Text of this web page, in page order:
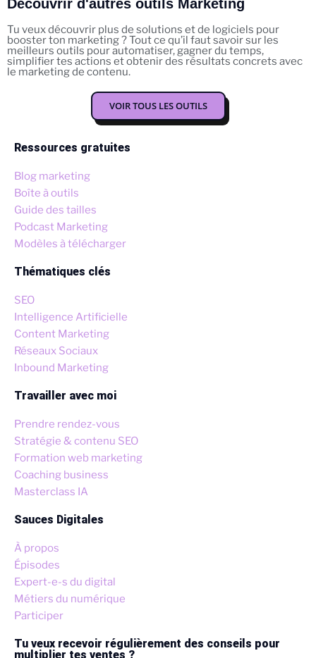
Découvrir d'autres outils Marketing
Tu veux découvrir plus de solutions et de logiciels pour
booster ton marketing ? Tout ce qu’il faut savoir sur les
meilleurs outils pour automatiser, gagner du temps,
simplifier tes actions et obtenir des résultats concrets avec
le marketing de contenu.
VOIR TOUS LES OUTILS
Ressources gratuites
Blog marketing
Boîte à outils
Guide des tailles
Podcast Marketing
Modèles à télécharger
Thématiques clés
SEO
Intelligence Artificielle
Content Marketing
Réseaux Sociaux
Inbound Marketing
Travailler avec moi
Prendre rendez-vous
Stratégie & contenu SEO
Formation web marketing
Coaching business
Masterclass IA
Sauces Digitales
À propos
Épisodes
Expert-e-s du digital
Métiers du numérique
Participer
Tu veux recevoir régulièrement des conseils pour
multiplier tes ventes ?